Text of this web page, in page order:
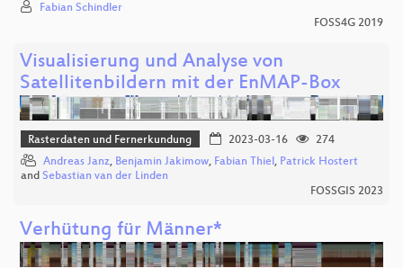
Fabian Schindler
FOSS4G 2019
Visualisierung und Analyse von
Satellitenbildern mit der EnMAP-Box
Rasterdaten und Fernerkundung 2023-03-16
274
Andreas Janz, Benjamin Jakimow, Fabian Thiel, Patrick Hostert
and Sebastian van der Linden
FOSSGIS 2023
Verhütung für Männer*